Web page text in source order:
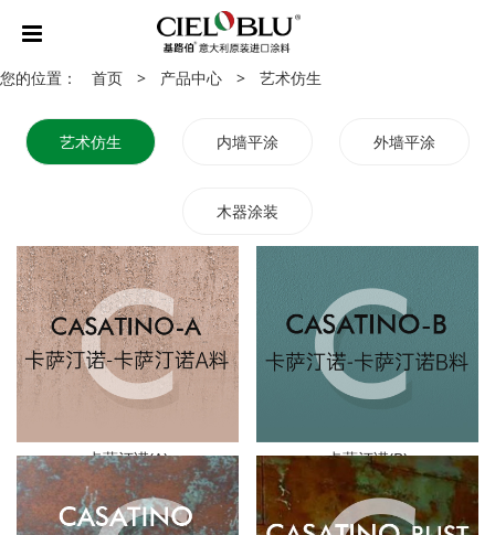
您的位置： 首页 > 产品中心 > 艺术仿生
艺术仿生 内墙平涂 外墙平涂
木器涂装
卡萨汀诺(A) 卡萨汀诺(B)